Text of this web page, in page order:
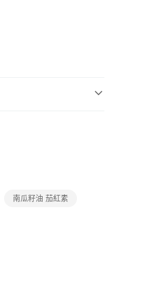
)
南瓜籽油 茄紅素